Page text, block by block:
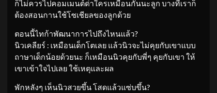
ก็ไม่ควรไปคอมเมนต์ด่าใครเหมือนกันนะลูก บางทีเราก็
ต้องสอนกานใช้โซเชียลของลูกด้วย
ตอนนี้ไทก้าพัฒนาการไปถึงไหนแล้ว?
นิวเคลียร์ : เหมือนเด็กโตเลย แล้วนิวจะไม่คุยกับเขาแบบ
ถาษาเด็กน้อยด้วยนะ ก็เหมือนนิวคุยกับพี่ๆ คุยกับเขา ให้
เขาเข้าใจไปเลย ใช้เหตุและผล
พักหลังๆ เห็นนิวสวยขึ้น โสดแล้วแซ่บขึ้น?